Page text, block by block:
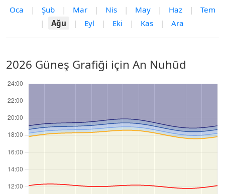
Oca | Şub | Mar | Nis | May | Haz |
Tem
|
Ağu | Eyl | Eki | Kas | Ara
2026 Güneş Grafiği için An Nuhūd